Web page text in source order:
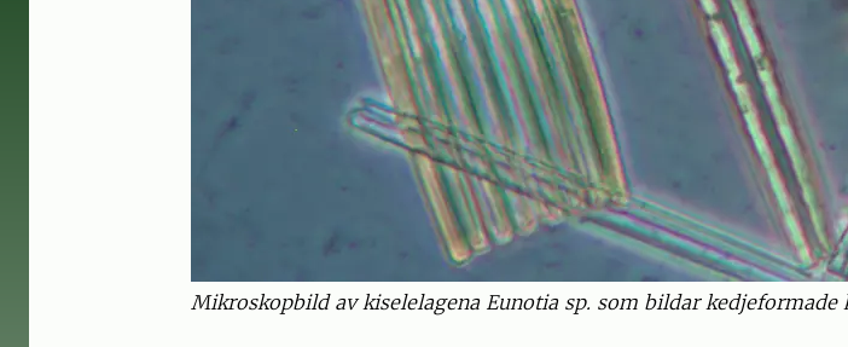
Mikroskopbild av kiselelagena Eunotia sp. som bildar